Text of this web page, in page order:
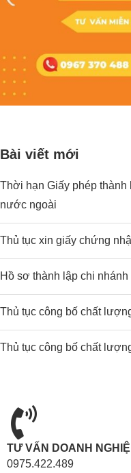
Bài viết mới
Thời hạn Giấy phép
nước ngoài
Thủ tục xin giấy chứng
Hồ sơ thành lập chi nhánh
Thủ tục công bố chất
Thủ tục công bố chất
TƯ VẤN DOANH
0975.422.489